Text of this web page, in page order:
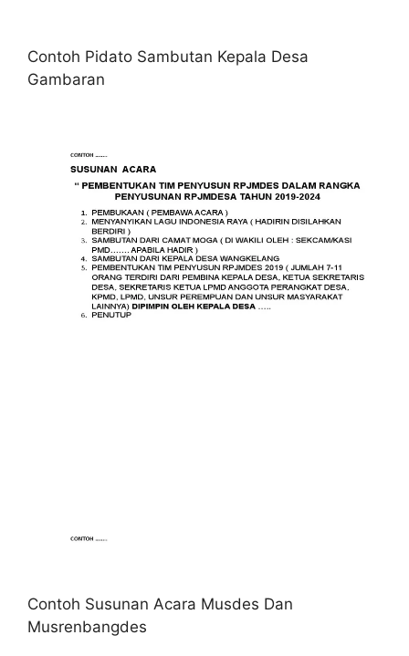
Contoh Pidato Sambutan Kepala Desa
Gambaran
Contoh Susunan Acara Musdes Dan
Musrenbangdes